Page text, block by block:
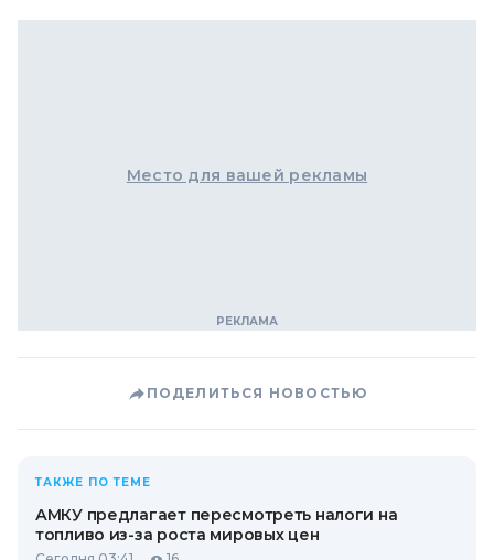
Место для вашей рекламы
ПОДЕЛИТЬСЯ НОВОСТЬЮ
ТАКЖЕ ПО ТЕМЕ
АМКУ предлагает пересмотреть налоги на
топливо из-за роста мировых цен